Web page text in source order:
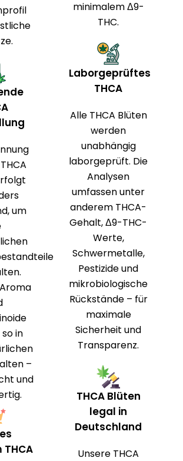
um
in
–
und
THCA
minimalem Δ9-
THC.
Laborgeprüftes
THCA
Alle THCA Blüten
werden
unabhängig
laborgeprüft. Die
Analysen
umfassen unter
anderem THCA-
Gehalt, Δ9-THC-
Werte,
Schwermetalle,
Pestizide und
mikrobiologische
Rückstände – für
maximale
Sicherheit und
Transparenz.
THCA Blüten
legal in
Deutschland
Unsere THCA